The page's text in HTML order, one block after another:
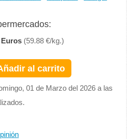
Euros (59.88 €/kg.)
al carrito
01 de Marzo del 2026 a las